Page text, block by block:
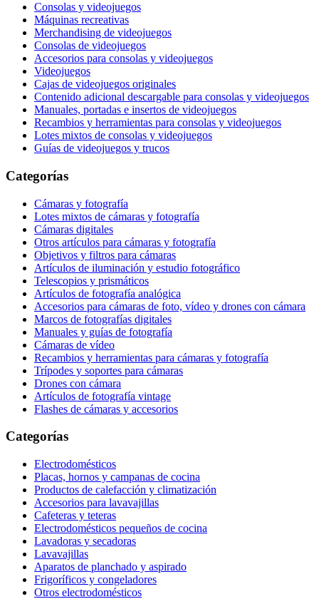
Consolas y videojuegos
Máquinas recreativas
Merchandising de videojuegos
Consolas de videojuegos
Accesorios para consolas y videojuegos
Videojuegos
Cajas de videojuegos originales
Contenido adicional descargable para consolas y videojuegos
Manuales, portadas e insertos de videojuegos
Recambios y herramientas para consolas y videojuegos
Lotes mixtos de consolas y videojuegos
Guías de videojuegos y trucos
Categorías
Cámaras y fotografía
Lotes mixtos de cámaras y fotografía
Cámaras digitales
Otros artículos para cámaras y fotografía
Objetivos y filtros para cámaras
Artículos de iluminación y estudio fotográfico
Telescopios y prismáticos
Artículos de fotografía analógica
Accesorios para cámaras de foto, vídeo y drones con cámara
Marcos de fotografías digitales
Manuales y guías de fotografía
Cámaras de vídeo
Recambios y herramientas para cámaras y fotografía
Trípodes y soportes para cámaras
Drones con cámara
Artículos de fotografía vintage
Flashes de cámaras y accesorios
Categorías
Electrodomésticos
Placas, hornos y campanas de cocina
Productos de calefacción y climatización
Accesorios para lavavajillas
Cafeteras y teteras
Electrodomésticos pequeños de cocina
Lavadoras y secadoras
Lavavajillas
Aparatos de planchado y aspirado
Frigoríficos y congeladores
Otros electrodomésticos